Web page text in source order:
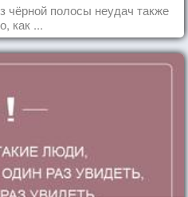
чёрной полосы неудач также
как ...